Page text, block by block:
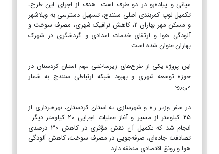
میانی و پیاده‌رو در دو طرف است. هدف از اجرای این طرح،
تکمیل لوپ کمربندی اصلی سنندج، تسهیل دسترسی به ویلاشهر
و مسکن مهر بهاران ۲، کاهش ترافیک شهری، مصرف سوخت و
آلودگی هوا و ارتقای خدمات امدادی و گردشگری در شهرک
بهاران عنوان شده است.
این پروژه یکی از طرح‌های زیرساختی مهم استان کردستان در
حوزه توسعه شهری و بهبود شبکه ارتباطی سنندج به شمار
می‌رود.
در سفر وزیر راه و شهرسازی به استان کردستان، بهره‌برداری از
۲۵ کیلومتر از مسیر و آغاز عملیات اجرایی ۲۰ کیلومتر دیگر
انجام شد که تکمیل آن نقش مؤثری در کاهش ۳۰ درصدی
تصادفات جاده‌ای، صرفه‌جویی در مصرف سوخت، کاهش آلودگی
هوا و رونق اقتصادی منطقه دارد.